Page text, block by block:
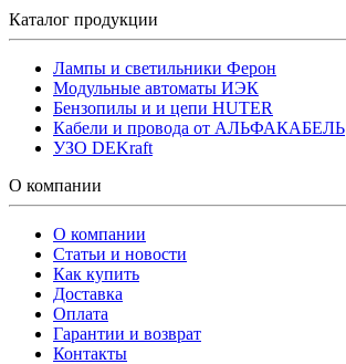
Каталог продукции
Лампы и светильники Ферон
Модульные автоматы ИЭК
Бензопилы и и цепи HUTER
Кабели и провода от АЛЬФАКАБЕЛЬ
УЗО DEKraft
О компании
О компании
Статьи и новости
Как купить
Доставка
Оплата
Гарантии и возврат
Контакты